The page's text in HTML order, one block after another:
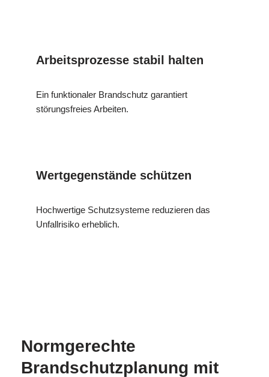
Arbeitsprozesse stabil halten
Ein funktionaler Brandschutz garantiert
störungsfreies Arbeiten.
Wertgegenstände schützen
Hochwertige Schutzsysteme reduzieren das
Unfallrisiko erheblich.
Normgerechte
Brandschutzplanung mit